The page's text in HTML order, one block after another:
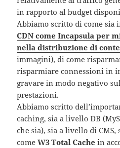
in rapporto al budget
Abbiamo scritto di come
CDN come Incapsula per
nella distribuzione di
immagini), di come
risparmiare connessioni in
gravare in modo negativo
prestazioni.
Abbiamo scritto
caching, sia a livello DB
che sia), sia a livello di
comeW3 Total Cache in